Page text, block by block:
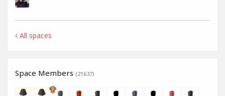
All spaces
Space Members (21637)